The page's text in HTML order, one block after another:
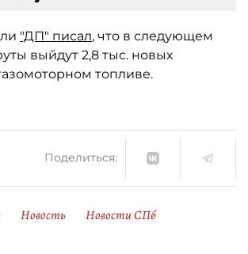
"ДП" писал, что в следующем
выйдут 2,8 тыс. новых
топливе.
Поделиться:
Новость Новости СПб